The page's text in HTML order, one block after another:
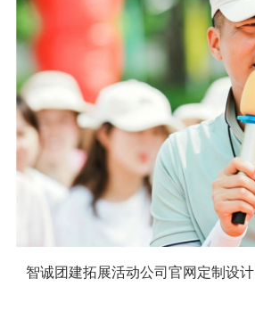
智诚团建拓展活动公司官网定制设计